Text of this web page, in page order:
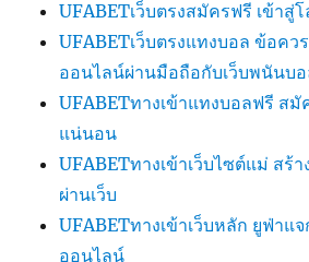
UFABETเว็บตรงสมัครฟรี เข้า
UFABETเว็บตรงแทงบอล ข้อคว
ออนไลน์ผ่านมือถือกับเว็บพนันบ
UFABETทางเข้าแทงบอลฟรี สมั
แน่นอน
UFABETทางเข้าเว็บไซต์แม่ สร้
ผ่านเว็บ
UFABETทางเข้าเว็บหลัก ยูฟ่าแ
ออนไลน์